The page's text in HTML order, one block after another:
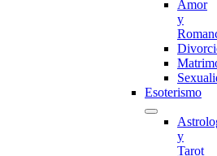
Amor
y
Esoterismo
y
Tarot